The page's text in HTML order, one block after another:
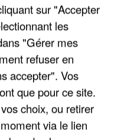
PAR UNE
SAVOIE
sur "Accepter
les
"Gérer mes
refuser en
accepter". Vos
que pour ce site.
choix, ou retirer
via le lien